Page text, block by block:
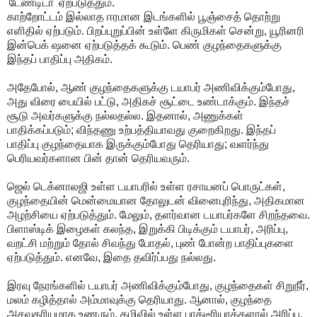
காற்றோட்டம் இல்லாத ஈரமான இடங்களில் பூஞ்சைத் தொற்று
எளிதில் ஏற்படும். பிறப்புறுப்பின் உள்ளே கிருமிகள் சென்று, யூரினரி
இன்பெக் ஷனை ஏற்படுத்தக் கூடும். பெண் குழந்தைகளுக்கு
இந்தப் பாதிப்பு அதிகம்.
அதேபோல், ஆண் குழந்தைகளுக்கு டயாபர் அணிவிக்கும்போது,
அது விரை பையில் பட்டு, அதிகச் சூட்டை உண்டாக்கும். இந்தச்
சூடு அவர்களுக்கு நல்லதல்ல. இதனால், அணுக்கள்
பாதிக்கப்படும்; விந்தணு உற்பத்தியாவது குறைகிறது. இந்தப்
பாதிப்பு குழந்தையாக இருக்கும்போது தெரியாது; வளர்ந்து
பெரியவர்களான பின் தான் தெரியவரும்.
ஜெல் டெக்னாலஜி உள்ள டயாபரில் உள்ள ரசாயனப் பொருட்கள்,
குழந்தையின் மென்மையான தோலுடன் வினைபுரிந்து, அதிகமான
அழற்சியை ஏற்படுத்தும். மேலும், தளர்வான டயாபர்களே சிறந்தவை.
பிளாஸ்டிக் இழைகள் கலந்த, இறுக்கி பிடிக்கும் டயாபர், அரிப்பு,
வறட்சி மற்றும் தோல் சிவந்து போதல், புண் போன்ற பாதிப்புகளை
ஏற்படுத்தும். எனவே, இதை தவிர்ப்பது நல்லது.
இரவு நேரங்களில் டயாபர் அணிவிக்கும்போது, குழந்தைகள் சிறுநீர்,
மலம் கழித்தால் அம்மாவுக்கு தெரியாது. ஆனால், குழந்தை
அசவுகரியமாக உணரும். கழிவில் உள்ள பாக்டீரியாக்களால் அரிப்பு,